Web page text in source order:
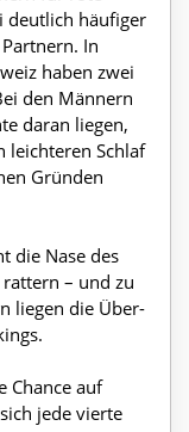
deutlich häufiger
In
haben zwei
den Männern
daran liegen,
leichteren Schlaf
Gründen
die Nase des
– und zu
liegen die Über-
Chance auf
jede vierte